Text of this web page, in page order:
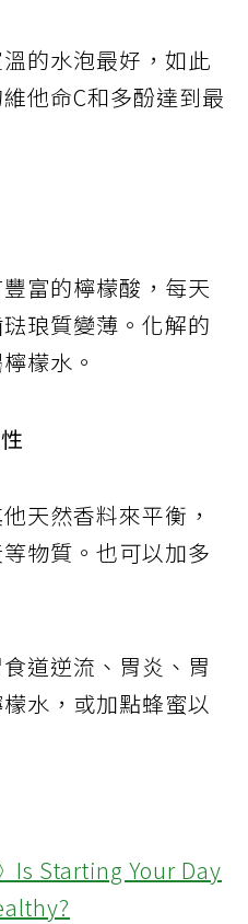
的水泡最好，如此
他命C和多酚達到最
富的檸檬酸，每天
琅質變薄。化解的
檬水。
天然香料來平衡，
物質。也可以加多
道逆流、胃炎、胃
水，或加點蜂蜜以
Is Starting Your Day